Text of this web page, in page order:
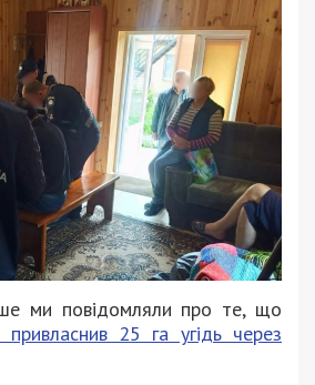
ми повідомляли про те, що
привласнив 25 га угідь через